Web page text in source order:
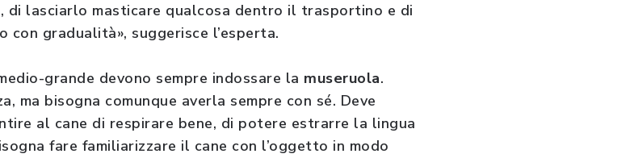
di lasciarlo masticare qualcosa dentro il trasportino e di
gradualità», suggerisce l’esperta.
grande devono sempre indossare la museruola.
ma bisogna comunque averla sempre con sé. Deve
al cane di respirare bene, di potere estrarre la lingua
fare familiarizzare il cane con l’oggetto in modo